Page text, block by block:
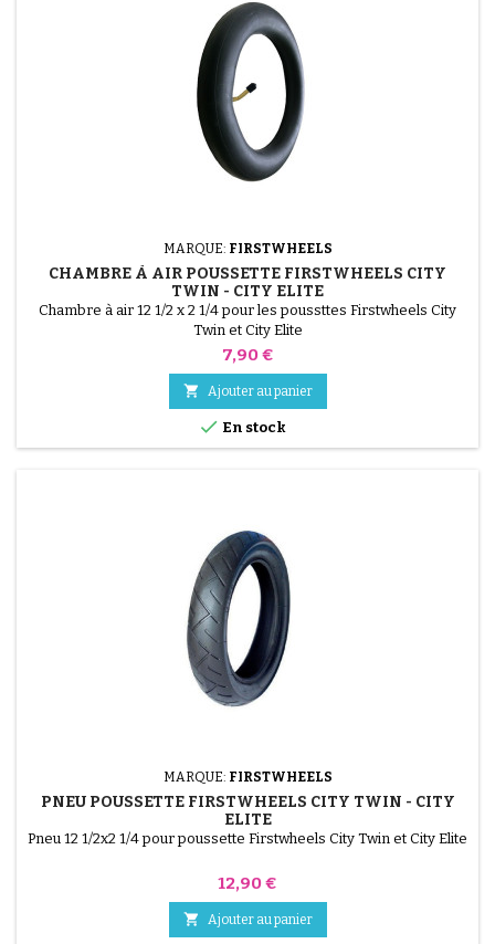
MARQUE: FIRSTWHEELS
CHAMBRE À AIR POUSSETTE FIRSTWHEELS CITY
TWIN - CITY ELITE
Chambre à air 12 1/2 x 2 1/4 pour les poussttes Firstwheels City
Twin et City Elite
Prix
7,90 €
 Ajouter au panier
 En stock
MARQUE: FIRSTWHEELS
PNEU POUSSETTE FIRSTWHEELS CITY TWIN - CITY
ELITE
Pneu 12 1/2x2 1/4 pour poussette Firstwheels City Twin et City Elite
Prix
12,90 €
 Ajouter au panier